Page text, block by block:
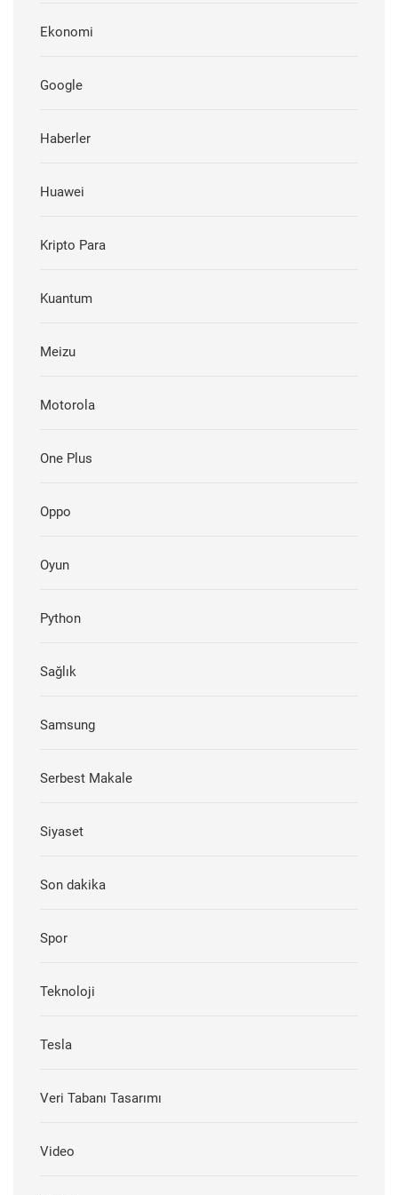
Ekonomi
Google
Haberler
Huawei
Kripto Para
Kuantum
Meizu
Motorola
One Plus
Oppo
Oyun
Python
Sağlık
Samsung
Serbest Makale
Siyaset
Son dakika
Spor
Teknoloji
Tesla
Veri Tabanı Tasarımı
Video